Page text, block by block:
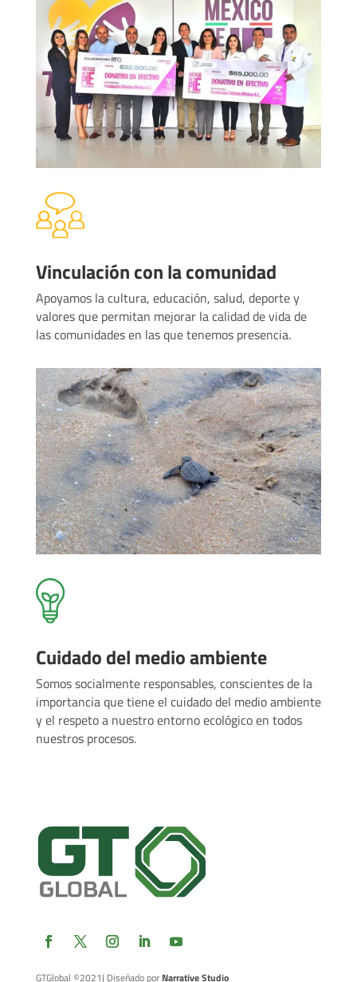
Vinculación con la comunidad
Apoyamos la cultura, educación, salud, deporte y
valores que permitan mejorar la calidad de vida de
las comunidades en las que tenemos presencia.
Cuidado del medio ambiente
Somos socialmente responsables, conscientes de la
importancia que tiene el cuidado del medio ambiente
y el respeto a nuestro entorno ecológico en todos
nuestros procesos.
GTGlobal ©2021| Diseñado por Narrative Studio